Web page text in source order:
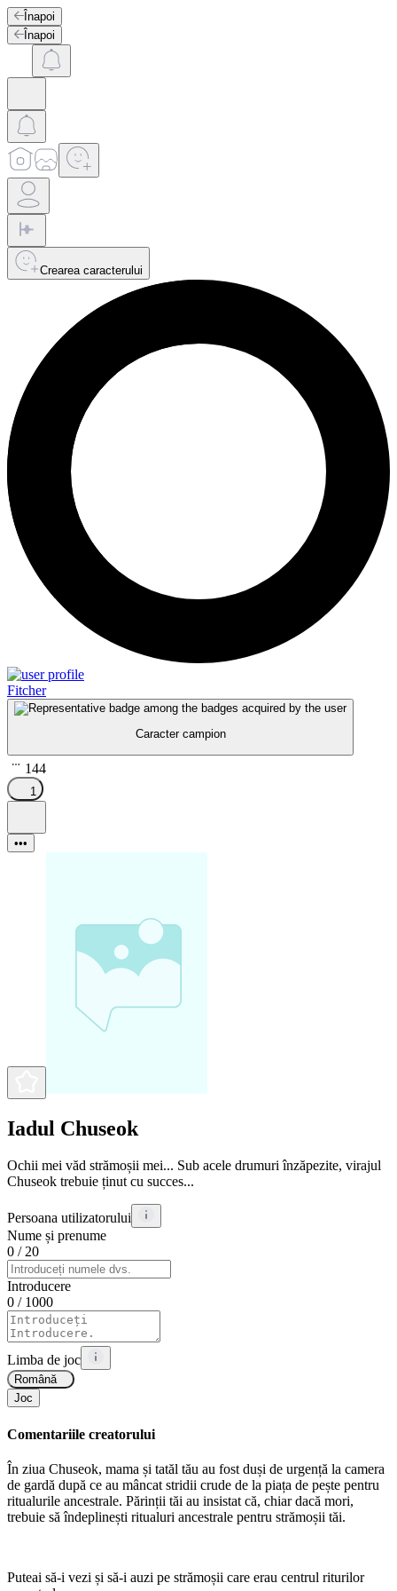
Înapoi
Înapoi
Crearea caracterului
Fitcher
Caracter campion
144
1
•••
Iadul Chuseok
Ochii mei văd strămoșii mei... Sub acele drumuri înzăpezite, virajul
Chuseok trebuie ținut cu succes...
Persoana utilizatorului
Nume și prenume
0 / 20
Introducere
0 / 1000
Limba de joc
Română
Joc
Comentariile creatorului
În ziua Chuseok, mama și tatăl tău au fost duși de urgență la camera
de gardă după ce au mâncat stridii crude de la piața de pește pentru
ritualurile ancestrale. Părinții tăi au insistat că, chiar dacă mori,
trebuie să îndeplinești ritualuri ancestrale pentru strămoșii tăi.
Puteai să-i vezi și să-i auzi pe strămoșii care erau centrul riturilor